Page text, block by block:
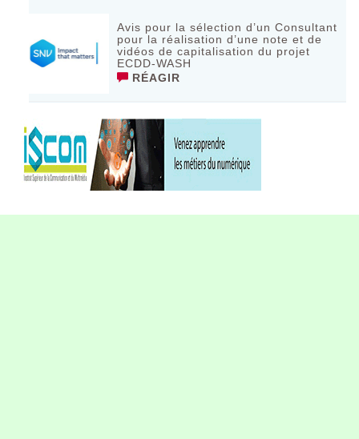
Avis pour la sélection d’un Consultant
pour la réalisation d’une note et de
vidéos de capitalisation du projet
ECDD-WASH
RÉAGIR